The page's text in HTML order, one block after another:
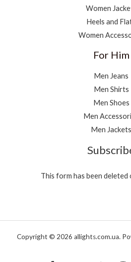
Women
Heels and
Women
For Him
Men Jeans
Men Shirts
Men Shoes
Men
Men Jackets
This form has been deleted
Copyright © 2026 allights.com.ua.